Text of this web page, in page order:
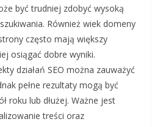
być trudniej zdobyć wysoką
Również wiek domeny
często mają większy
osiągać dobre wyniki.
działań SEO można zauważyć
pełne rezultaty mogą być
roku lub dłużej. Ważne jest
treści oraz